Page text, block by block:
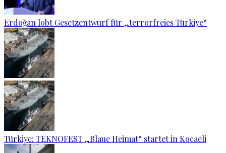
Erdoğan lobt Gesetzentwurf für „terrorfreies Türkiye“
Türkiye: TEKNOFEST „Blaue Heimat“ startet in Kocaeli